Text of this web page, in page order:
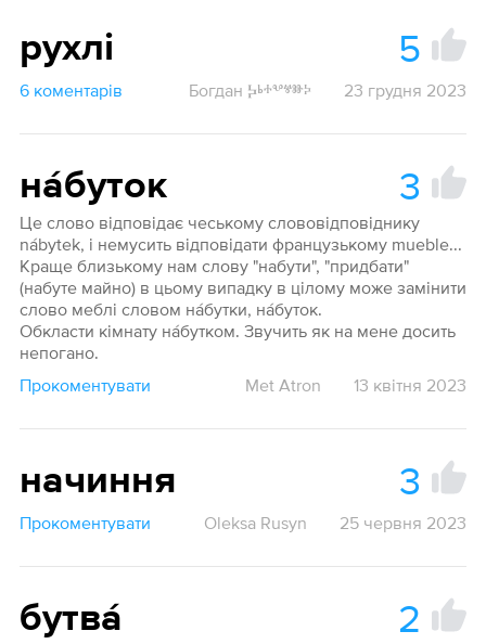
рухлі 5
6 коментарів Богдан Ⰽⱃⰰⰲⱍⱆⰽ 23 грудня 2023
на́буток 3
Це слово відповідає чеському слововідповіднику
nábytek, і немусить відповідати французькому muеble...
Краще близькому нам слову "набути", "придбати"
(набуте майно) в цьому випадку в цілому може замінити
слово меблі словом нáбутки, нáбуток.
Обкласти кімнату нáбутком. Звучить як на мене досить
непогано.
Прокоментувати
Met Atron 13 квітня 2023
начиння 3
Прокоментувати Oleksa Rusyn 25 червня 2023
бутва́ 2